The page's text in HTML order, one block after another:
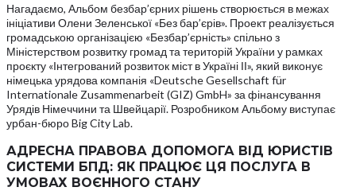
Нагадаємо, Альбом безбар’єрних рішень створюється в межах
ініціативи Олени Зеленської «Без бар’єрів». Проект реалізується
громадською організацією «Безбар’єрність» спільно з
Міністерством розвитку громад та територій України у рамках
проєкту «Інтегрований розвиток міст в Україні ІІ», який виконує
німецька урядова компанія «Deutsche Gesellschaft für
Internationale Zusammenarbeit (GIZ) GmbH» за фінансування
Урядів Німеччини та Швейцарії. Розробником Альбому виступає
урбан-бюро Big City Lab.
АДРЕСНА ПРАВОВА ДОПОМОГА ВІД ЮРИСТІВ
СИСТЕМИ БПД: ЯК ПРАЦЮЄ ЦЯ ПОСЛУГА В
УМОВАХ ВОЄННОГО СТАНУ